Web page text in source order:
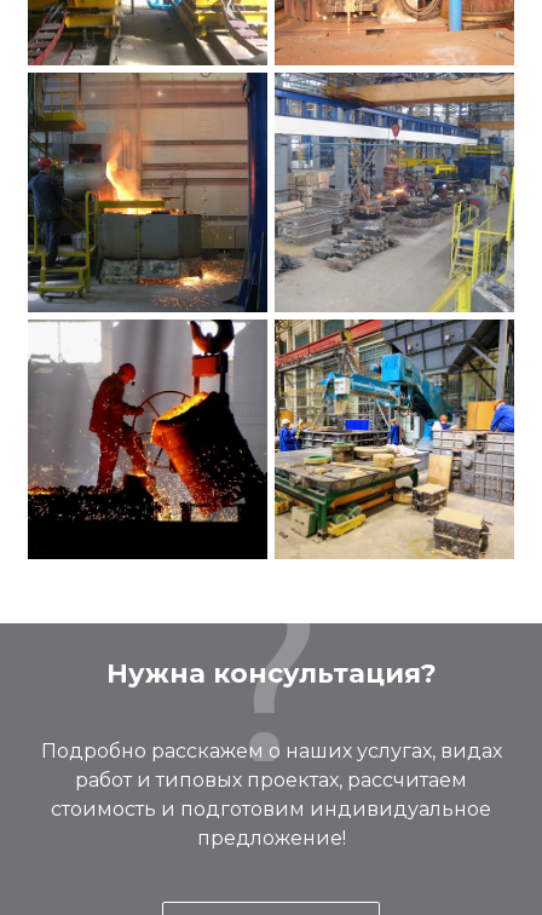
Нужна консультация?
Подробно расскажем о наших услугах, видах
работ и типовых проектах, рассчитаем
стоимость и подготовим индивидуальное
предложение!